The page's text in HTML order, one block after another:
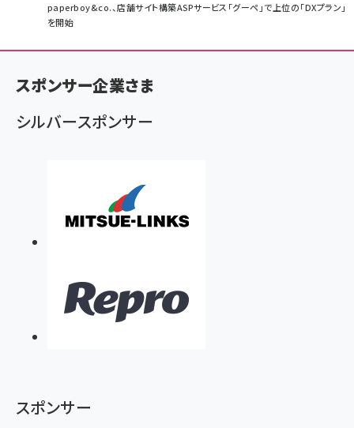
く
ず
paperboy&co.、店舗サイト構築ASPサービス「グーペ」で上位の「DXプラン」
を開始
スポンサー企業さま
シルバースポンサー
スポンサー